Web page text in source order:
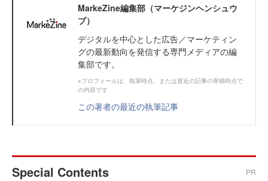
MarkeZine編集部（マーケジンヘンシュウ
ブ）
デジタルを中心とした広告／マーケティン
グの最新動向を発信する専門メディアの編
集部です。
※プロフィールは、執筆時点、または直近の記事の寄稿時点で
の内容です
この著者の最近の執筆記事
Special Contents PR